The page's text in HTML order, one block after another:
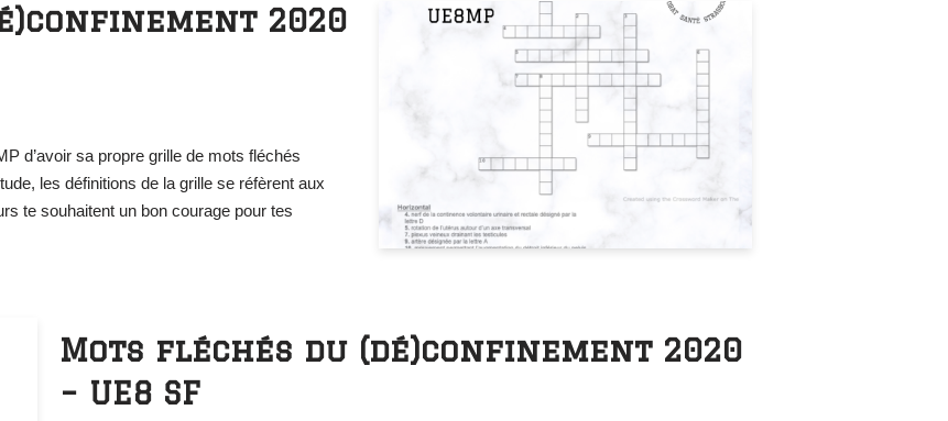
2020
d’avoir sa propre grille de mots fléchés
les définitions de la grille se réfèrent aux
te souhaitent un bon courage pour tes
Mots fléchés du (dé)confinement 2020
– UE8 SF